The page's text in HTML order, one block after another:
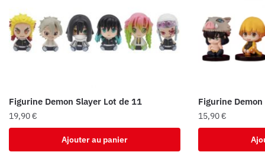
Figurine Demon Slayer Lot de 11
19,90€
Ajouter au panier
Figurine
15,90€